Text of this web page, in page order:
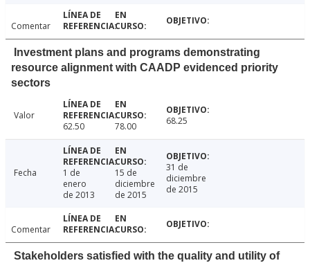
Comentar
Investment plans and programs demonstrating
resource alignment with CAADP evidenced priority
sectors
Valor
62.50
78.00 68.25
Fecha
1 de
enero
de 2013
15 de
diciembre
de 2015
31 de
diciembre
de 2015
Comentar
Stakeholders satisfied with the quality and utility of